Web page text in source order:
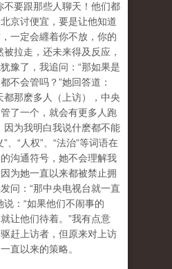
不要跟那些人聊天！他们都
京讨便宜，要是让他知道
一定会纒着你不放，你的
被拉走，还未来得及反应，
豫了，我追问：“那如果是
不会管吗？”她回答道：
都那麽多人（上访），中央
了一个，就会有更多人跑
因为我明白我说什麽都不能
、“人权”、“法治”等词语在
沟通符号，她不会理解我
为她一直以来都被禁止拥
问：“那中央电视台就一直
说：“如果他们不闹事的
让他们待着。”我有点意
赶上访者，但原来对上访
直以来的策略。